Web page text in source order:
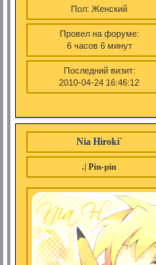
Пол: Женский
Провел на форуме:
6 часов 6 минут
Последний визит:
2010-04-24 16:46:12
Nia Hiroki`
.| Pin-pin